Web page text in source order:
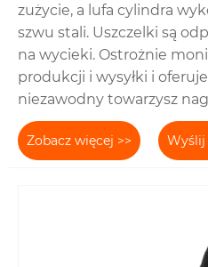
zużycie, a lufa cylindra
szwu stali. Uszczelki są
na wycieki. Ostrożnie
produkcji i wysyłki i
niezawodny towarzysz
Zobacz więcej >> Wyślij